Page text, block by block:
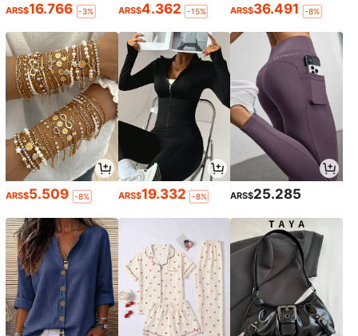
ARS$16.766 -3% ARS$4.362 -15% ARS$36.491 -8%
ARS$5.509 -8% ARS$19.332 -8% ARS$25.285